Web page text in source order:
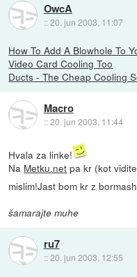
OwcA
::20. jun 2003, 11:07
How To Add A Blowhole To
Video Card Cooling Too
Ducts - The Cheap Cooling
Macro
::20. jun 2003, 11:44
Hvala za linke!
Na Metku.net pa kr (kot
mislim!Jast bom kr z
šamarajte muhe
ru7
::20. jun 2003, 12:55